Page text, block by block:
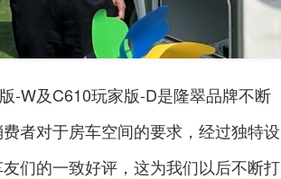
-W及C610玩家版-D是隆翠品牌不断
者对于房车空间的要求，经过独特设
们的一致好评，这为我们以后不断打